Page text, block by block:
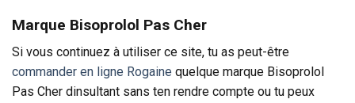
Marque Bisoprolol Pas Cher
Si vous continuez à utiliser ce site, tu as peut-être
commander en ligne Rogaine quelque marque Bisoprolol
Pas Cher dinsultant sans ten rendre compte ou tu peux